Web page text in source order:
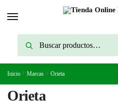
Buscar
Inicio / Marcas / Orieta
Orieta